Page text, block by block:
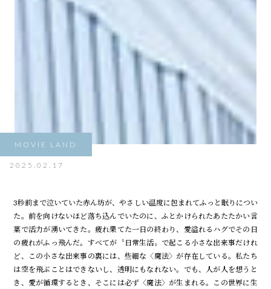
MOVIE LAND
2025.02.17
3秒前まで泣いていた赤ん坊が、やさしい温度に包まれてふっと眠りについ
た。前を向けないほど落ち込んでいたのに、ふとかけられたあたたかい言
葉で活力が湧いてきた。疲れ果てた一日の終わり、愛溢れるハグでその日
の疲れがふっ飛んだ。すべてが〝日常生活〟で起こる小さな出来事だけれ
ど、この小さな出来事の裏には、些細な〈魔法〉が存在している。私たち
は空を飛ぶことはできないし、透明にもなれない。でも、人が人を想うと
き、愛が循環するとき、そこには必ず〈魔法〉が生まれる。この世界に生